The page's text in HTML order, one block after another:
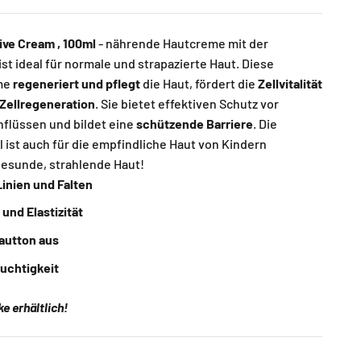
Cream , 100ml - nährende Hautcreme mit der
ist ideal für normale und strapazierte Haut. Diese
regeneriert und pflegt die Haut, fördert die Zellvitalität
Zellregeneration. Sie bietet effektiven Schutz vor
und bildet eine schützende Barriere. Die
ist auch für die empfindliche Haut von Kindern
strahlende Haut!
und Falten
Elastizität
aus
erhältlich!